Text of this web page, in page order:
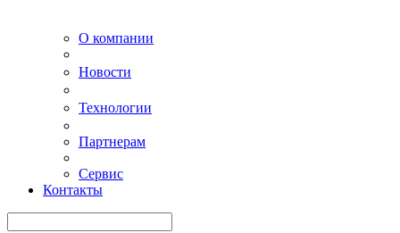
О компании
Новости
Технологии
Партнерам
Сервис
Контакты